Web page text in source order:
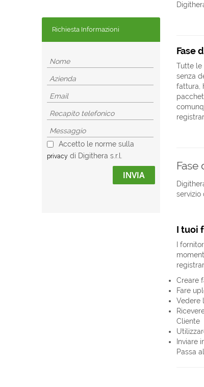
Richiesta Informazioni
Accetto le norme sulla
privacy di Digithera s.r.l.
INVIA
Fase
Tutte le
senza
fattura,
servizio
I tuoi
I
Creare
Fare
Vedere
Cliente
Inviare
Passa